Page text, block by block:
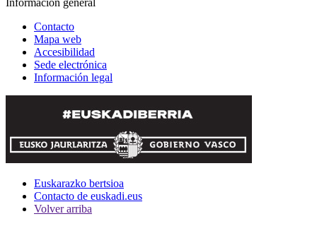
Información general
Contacto
Mapa web
Accesibilidad
Sede electrónica
Información legal
Euskarazko bertsioa
Contacto de euskadi.eus
Volver arriba